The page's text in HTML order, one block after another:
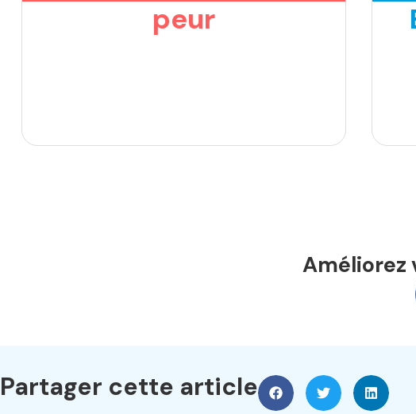
peur
Améliorez
Partager cette article